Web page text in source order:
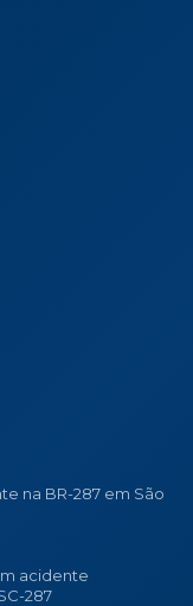
na BR-287 em São
acidente
287